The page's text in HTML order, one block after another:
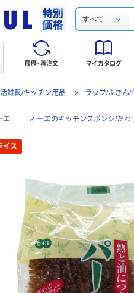
すべて
履歴・再注文 マイカタログ
雑貨/キッチン用品 ラップ/ふきん/
エ オーエのキッチンスポンジ/た
イス